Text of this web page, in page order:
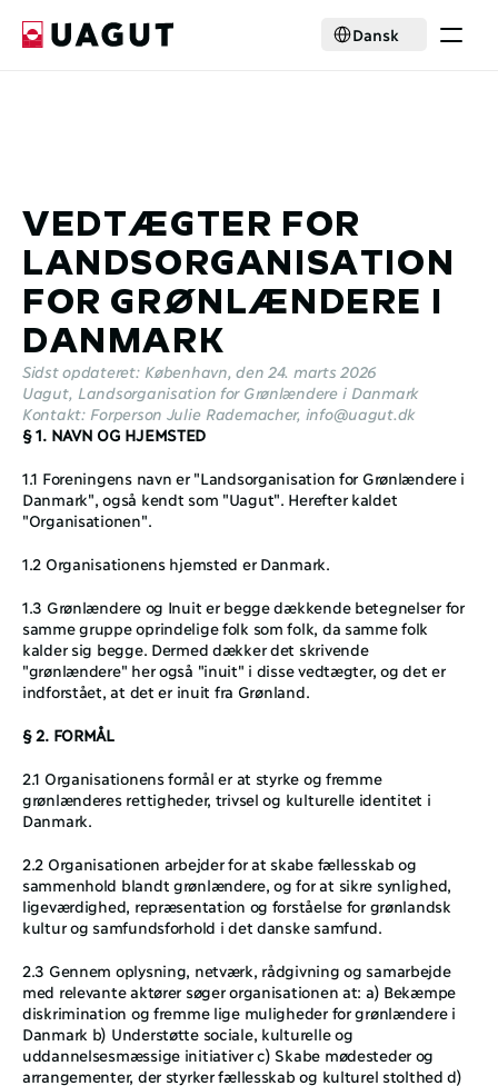
Select Language
Dansk
Om foreningen
Select Language
Dansk
Bliv medlem
VEDTÆGTER FOR
LANDSORGANISATION
FOR GRØNLÆNDERE I
DANMARK
Sidst opdateret: København, den 24. marts 2026
Uagut, Landsorganisation for Grønlændere i Danmark
Kontakt: Forperson Julie Rademacher, info@uagut.dk
§ 1. NAVN OG HJEMSTED
1.1 Foreningens navn er "Landsorganisation for Grønlændere i
Danmark", også kendt som "Uagut". Herefter kaldet
"Organisationen".
1.2 Organisationens hjemsted er Danmark.
1.3 Grønlændere og Inuit er begge dækkende betegnelser for
samme gruppe oprindelige folk som folk, da samme folk
kalder sig begge. Dermed dækker det skrivende
"grønlændere" her også "inuit" i disse vedtægter, og det er
indforstået, at det er inuit fra Grønland.
§ 2. FORMÅL
2.1 Organisationens formål er at styrke og fremme
grønlænderes rettigheder, trivsel og kulturelle identitet i
Danmark.
2.2 Organisationen arbejder for at skabe fællesskab og
sammenhold blandt grønlændere, og for at sikre synlighed,
ligeværdighed, repræsentation og forståelse for grønlandsk
kultur og samfundsforhold i det danske samfund.
2.3 Gennem oplysning, netværk, rådgivning og samarbejde
med relevante aktører søger organisationen at: a) Bekæmpe
diskrimination og fremme lige muligheder for grønlændere i
Danmark b) Understøtte sociale, kulturelle og
uddannelsesmæssige initiativer c) Skabe mødesteder og
arrangementer, der styrker fællesskab og kulturel stolthed d)